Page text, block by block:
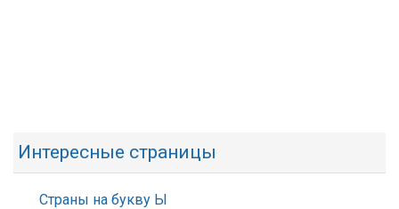
Интересные страницы
Страны на букву Ы